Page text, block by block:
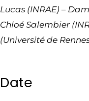
Lucas (INRAE) –
Chloé Salembier
(Université de
Date